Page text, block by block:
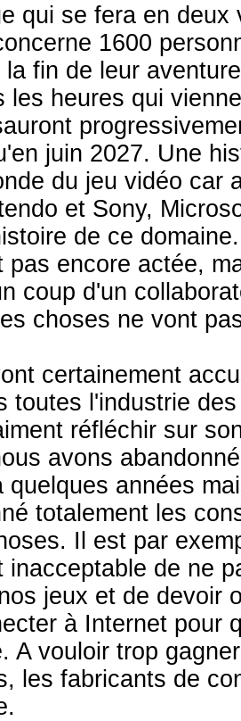
qui se fera en deux
1600
la fin de leur
les heures qui
juin 2027. Une
du jeu vidéo car
et Sony,
de ce
pas encore actée,
coup d'un
choses ne vont
certainement
toutes l'industrie
réfléchir sur
avons
quelques années
totalement les
Il est par
inacceptable de ne
jeux et de devoir
à Internet pour
A vouloir trop
les fabricants de